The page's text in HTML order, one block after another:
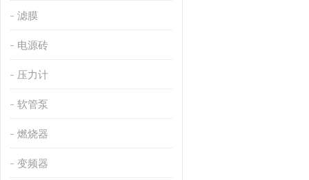
滤膜
电源砖
压力计
软管泵
燃烧器
变频器